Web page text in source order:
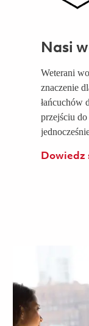
Nasi
Weterani
znaczenie
łańcuchów
przejściu
Dowiedz